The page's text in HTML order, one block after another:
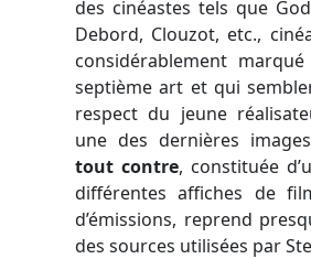
des cinéastes tels que
Debord, Clouzot, etc.,
considérablement
septième art et qui
respect du jeune
une des dernières
tout contre, constituée
différentes affiches de
d’émissions, reprend
des sources utilisées par